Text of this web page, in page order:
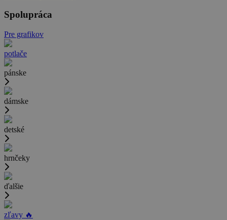
Spolupráca
Pre grafikov
potlače
pánske
dámske
detské
hrnčeky
ďalšie
zľavy 🔥